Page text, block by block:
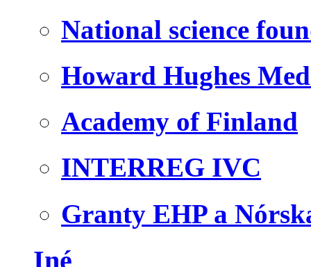
National science
Howard Hughes
Academy of Finland
INTERREG IVC
Granty EHP a
Iné